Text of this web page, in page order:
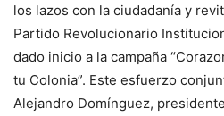
los lazos con la ciudadanía y
Partido Revolucionario
dado inicio a la campaña
tu Colonia”. Este esfuerzo
Alejandro Domínguez,